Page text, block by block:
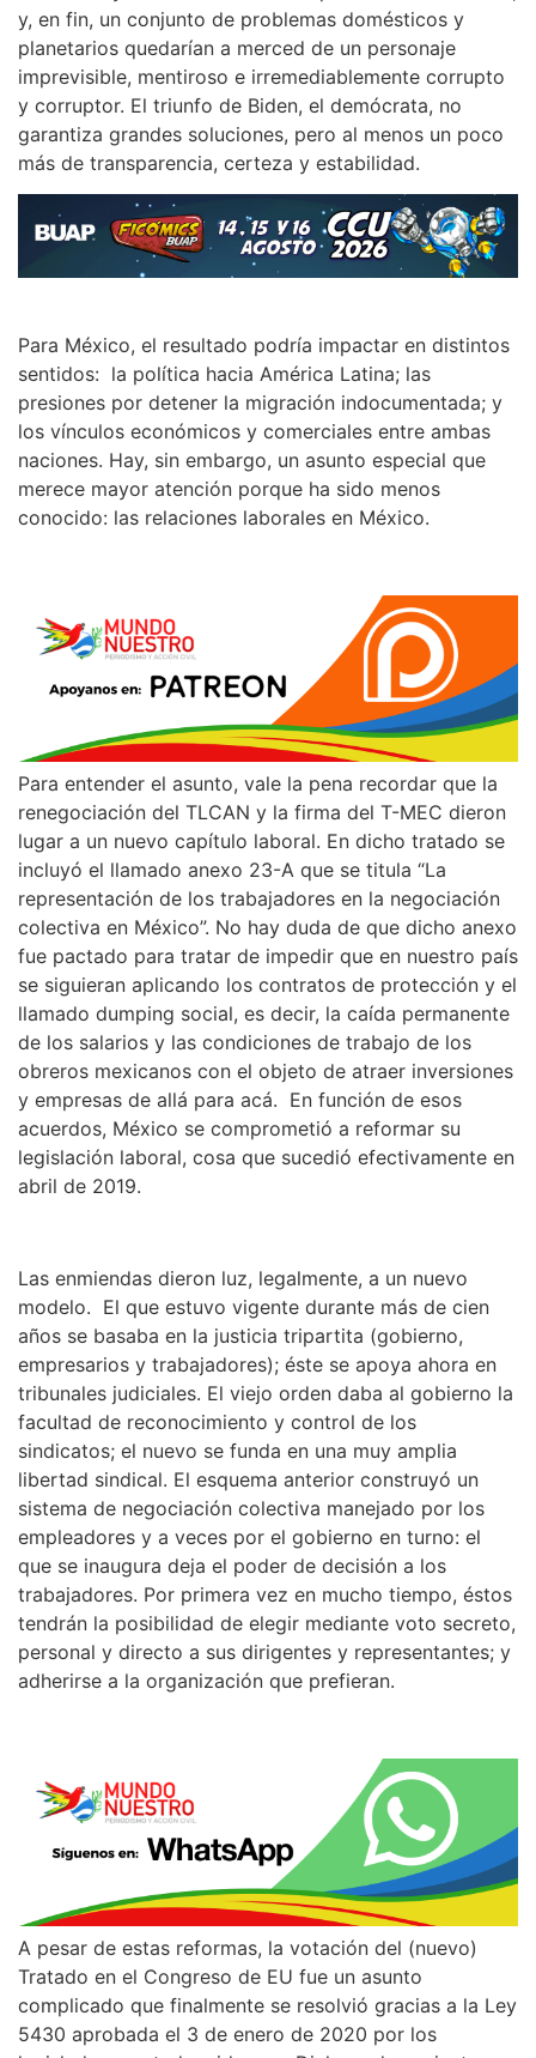
y, en fin, un conjunto de problemas domésticos y
planetarios quedarían a merced de un personaje
imprevisible, mentiroso e irremediablemente corrupto
y corruptor. El triunfo de Biden, el demócrata, no
garantiza grandes soluciones, pero al menos un poco
más de transparencia, certeza y estabilidad.
Para México, el resultado podría impactar en distintos
sentidos: la política hacia América Latina; las
presiones por detener la migración indocumentada; y
los vínculos económicos y comerciales entre ambas
naciones. Hay, sin embargo, un asunto especial que
merece mayor atención porque ha sido menos
conocido: las relaciones laborales en México.
Para entender el asunto, vale la pena recordar que la
renegociación del TLCAN y la firma del T-MEC dieron
lugar a un nuevo capítulo laboral. En dicho tratado se
incluyó el llamado anexo 23-A que se titula “La
representación de los trabajadores en la negociación
colectiva en México”. No hay duda de que dicho anexo
fue pactado para tratar de impedir que en nuestro país
se siguieran aplicando los contratos de protección y el
llamado dumping social, es decir, la caída permanente
de los salarios y las condiciones de trabajo de los
obreros mexicanos con el objeto de atraer inversiones
y empresas de allá para acá. En función de esos
acuerdos, México se comprometió a reformar su
legislación laboral, cosa que sucedió efectivamente en
abril de 2019.
Las enmiendas dieron luz, legalmente, a un nuevo
modelo. El que estuvo vigente durante más de cien
años se basaba en la justicia tripartita (gobierno,
empresarios y trabajadores); éste se apoya ahora en
tribunales judiciales. El viejo orden daba al gobierno la
facultad de reconocimiento y control de los
sindicatos; el nuevo se funda en una muy amplia
libertad sindical. El esquema anterior construyó un
sistema de negociación colectiva manejado por los
empleadores y a veces por el gobierno en turno: el
que se inaugura deja el poder de decisión a los
trabajadores. Por primera vez en mucho tiempo, éstos
tendrán la posibilidad de elegir mediante voto secreto,
personal y directo a sus dirigentes y representantes; y
adherirse a la organización que prefieran.
A pesar de estas reformas, la votación del (nuevo)
Tratado en el Congreso de EU fue un asunto
complicado que finalmente se resolvió gracias a la Ley
5430 aprobada el 3 de enero de 2020 por los